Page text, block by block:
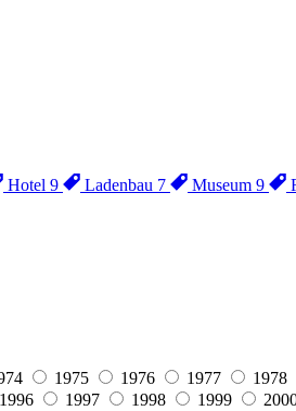
Hotel 9 Ladenbau 7 Museum 9
1975 1976 1977 1978
1996 1997 1998 1999